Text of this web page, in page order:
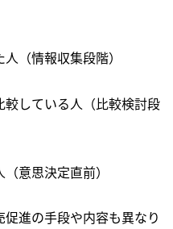
（情報収集段階）
較している人（比較検討段
意思決定直前）
進の手段や内容も異なり